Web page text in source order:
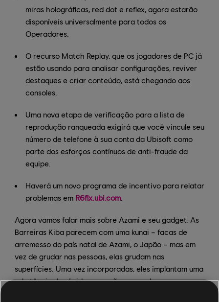
miras holográficas, red dot e reflex, agora estarão
disponíveis universalmente para todos os
Operadores.
O recurso Match Replay, que os jogadores de PC já
estão usando para analisar configurações, reviver
destaques e criar conteúdo, está chegando aos
consoles.
Uma nova etapa de verificação para a lista de
reprodução ranqueada exigirá que você vincule seu
número de telefone à sua conta da Ubisoft como
parte dos esforços contínuos de anti-fraude da
equipe.
Haverá um novo programa de incentivo para relatar
problemas em R6fix.ubi.com.
Agora vamos falar mais sobre Azami e seu gadget. As
Barreiras Kiba parecem com uma kunai – facas de
arremesso do país natal de Azami, o Japão – mas em
vez de grudar nas pessoas, elas grudam nas
superfícies. Uma vez incorporadas, eles implantam uma
substância de rápida expansão que endurece quase